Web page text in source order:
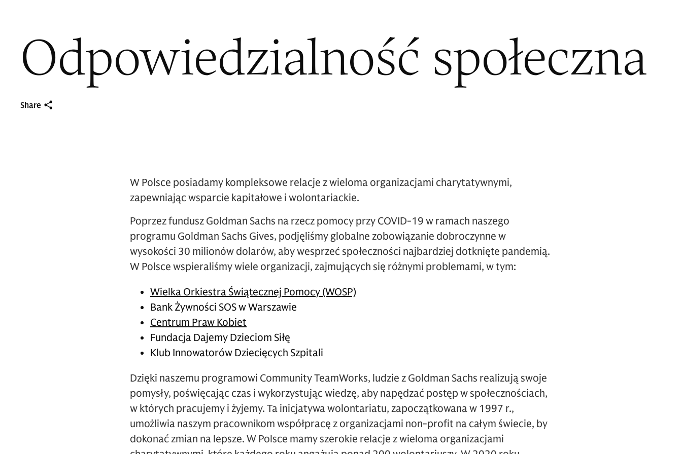
Odpowiedzialność społeczna
Share
W Polsce posiadamy kompleksowe relacje z wieloma organizacjami charytatywnymi,
zapewniając wsparcie kapitałowe i wolontariackie.
Poprzez fundusz Goldman Sachs na rzecz pomocy przy COVID-19 w ramach naszego
programu Goldman Sachs Gives, podjęliśmy globalne zobowiązanie dobroczynne w
wysokości 30 milionów dolarów, aby wesprzeć społeczności najbardziej dotknięte pandemią.
W Polsce wspieraliśmy wiele organizacji, zajmujących się różnymi problemami, w tym:
Wielka Orkiestra Świątecznej Pomocy (WOSP)
Bank Żywności SOS w Warszawie
Centrum Praw Kobiet
Fundacja Dajemy Dzieciom Siłę
Klub Innowatorów Dziecięcych Szpitali
Dzięki naszemu programowi Community TeamWorks, ludzie z Goldman Sachs realizują swoje
pomysły, poświęcając czas i wykorzystując wiedzę, aby napędzać postęp w społecznościach,
w których pracujemy i żyjemy. Ta inicjatywa wolontariatu, zapoczątkowana w 1997 r.,
umożliwia naszym pracownikom współpracę z organizacjami non-profit na całym świecie, by
dokonać zmian na lepsze. W Polsce mamy szerokie relacje z wieloma organizacjami